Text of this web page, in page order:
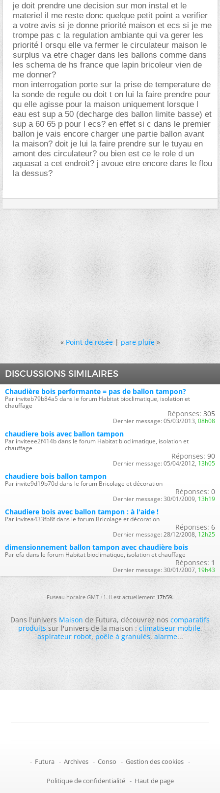
je doit prendre une decision sur mon instal et le
materiel il me reste donc quelque petit point a verifier
a votre avis si je donne priorité maison et ecs si je me
trompe pas c la regulation ambiante qui va gerer les
priorité l orsqu elle va fermer le circulateur maison le
surplus va etre chager dans les ballons comme dans
les schema de hs france que lapin bricoleur vien de
me donner?
mon interrogation porte sur la prise de temperature de
la sonde de regule ou doit t on lui la faire prendre pour
qu elle agisse pour la maison uniquement lorsque l
eau est sup a 50 (decharge des ballon limite basse) et
sup a 60 65 p pour l ecs? en effet si c dans le premier
ballon je vais encore charger une partie ballon avant
la maison? doit je lui la faire prendre sur le tuyau en
amont des circulateur? ou bien est ce le role d un
aquasat a cet endroit? j avoue etre encore dans le flou
la dessus?
« Point de rosée|pare pluie »
DISCUSSIONS SIMILAIRES
Chaudière bois performante = pas de ballon tampon?
Par inviteb79b84a5 dans le forum Habitat bioclimatique, isolation et
chauffage
Réponses: 305
Dernier message: 05/03/2013, 08h08
chaudiere bois avec ballon tampon
Par inviteee2f414b dans le forum Habitat bioclimatique, isolation et
chauffage
Réponses: 90
Dernier message: 05/04/2012, 13h05
chaudiere bois ballon tampon
Par invite9d19b70d dans le forum Bricolage et décoration
Réponses: 0
Dernier message: 30/01/2009, 13h19
Chaudiere bois avec ballon tampon : à l'aide !
Par invitea433fb8f dans le forum Bricolage et décoration
Réponses: 6
Dernier message: 28/12/2008, 12h25
dimensionnement ballon tampon avec chaudière bois
Par efa dans le forum Habitat bioclimatique, isolation et chauffage
Réponses: 1
Dernier message: 30/01/2007, 19h43
Fuseau horaire GMT +1. Il est actuellement17h59.
Dans l'universMaisonde Futura, découvrez noscomparatifs
produitssur l'univers de la maison :climatiseur mobile,
aspirateur robot,poêle à granulés,alarme...
- Futura - Archives - Conso - Gestion des cookies -
Politique de confidentialité - Haut de page